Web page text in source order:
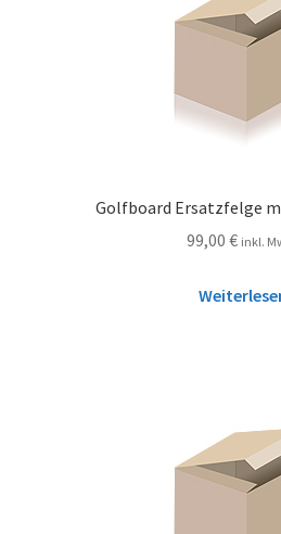
Golfboard Ersatzfelge
99,00 € inkl.